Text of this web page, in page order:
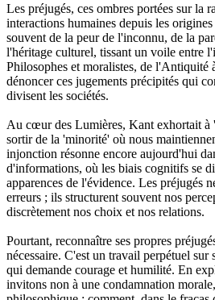
Les préjugés, ces ombres portées sur la
interactions humaines depuis les
souvent de la peur de l'inconnu, de la
l'héritage culturel, tissant un voile entre
Philosophes et moralistes, de l'Antiquité
dénoncer ces jugements précipités qui
divisent les sociétés.
Au cœur des Lumières, Kant exhortait à
sortir de la 'minorité' où nous
injonction résonne encore aujourd'hui
d'informations, où les biais cognitifs se
apparences de l'évidence. Les préjugés
erreurs ; ils structurent souvent nos
discrètement nos choix et nos relations.
Pourtant, reconnaître ses propres
nécessaire. C'est un travail perpétuel
qui demande courage et humilité. En
invitons non à une condamnation